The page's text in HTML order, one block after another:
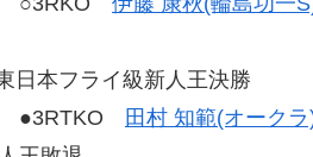
日本フライ級新人王決勝
●3RTKO
田村 知範(オークラ